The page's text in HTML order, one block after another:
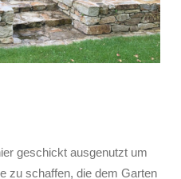
geschickt ausgenutzt um
zu schaffen, die dem Garten